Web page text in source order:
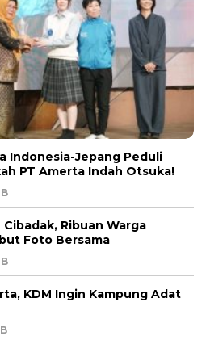
Indonesia-Jepang Peduli
PT Amerta Indah Otsuka!
Ribuan Warga
Foto Bersama
KDM Ingin Kampung Adat